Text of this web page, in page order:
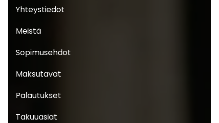
Yhteystiedot
Meistä
Sopimusehdot
Maksutavat
Palautukset
Takuuasiat